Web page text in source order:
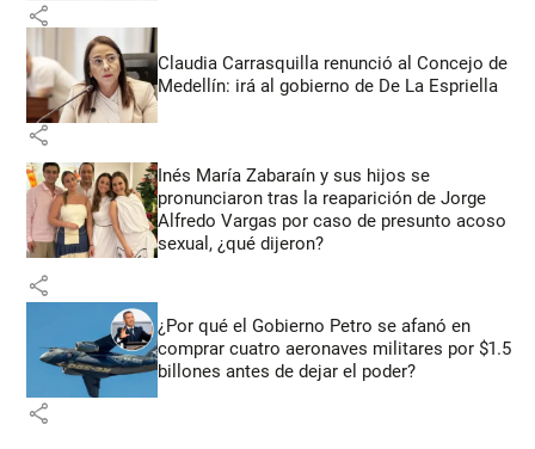
share
Claudia Carrasquilla renunció al Concejo de
Medellín: irá al gobierno de De La Espriella
share
Inés María Zabaraín y sus hijos se
pronunciaron tras la reaparición de Jorge
Alfredo Vargas por caso de presunto acoso
sexual, ¿qué dijeron?
share
¿Por qué el Gobierno Petro se afanó en
comprar cuatro aeronaves militares por $1.5
billones antes de dejar el poder?
share